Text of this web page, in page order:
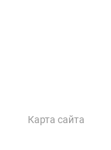
Карта сайта